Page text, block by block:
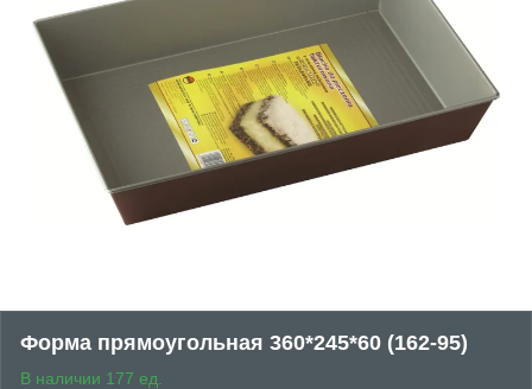
Форма прямоугольная 360*245*60 (162-95)
В наличии 177 ед.